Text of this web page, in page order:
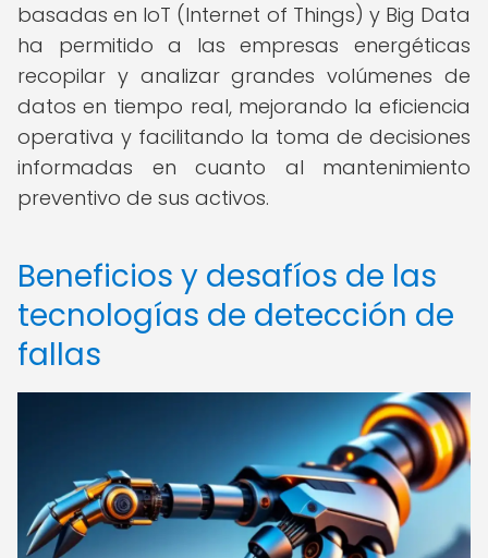
basadas en IoT (Internet of Things) y Big Data
ha permitido a las empresas energéticas
recopilar y analizar grandes volúmenes de
datos en tiempo real, mejorando la eficiencia
operativa y facilitando la toma de decisiones
informadas en cuanto al mantenimiento
preventivo de sus activos.
Beneficios y desafíos de las
tecnologías de detección de
fallas